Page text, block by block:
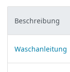
Beschreibung
Waschanleitung